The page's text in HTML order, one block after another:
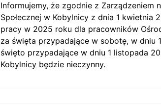
Informujemy, że zgodnie z Zarządzeniem
Społecznej w Kobylnicy z dnia 1 kwietnia
pracy w 2025 roku dla pracowników
za święta przypadające w sobotę, w dniu
święto przypadające w dniu 1 listopada
Kobylnicy będzie nieczynny.